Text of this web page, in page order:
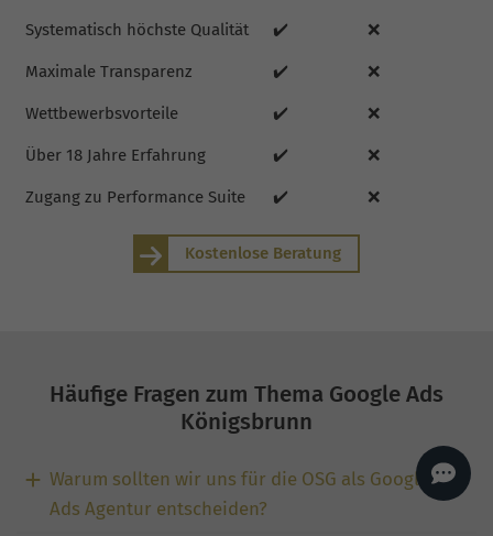
Systematisch höchste Qualität ✔️ ❌
Maximale Transparenz ✔️ ❌
Wettbewerbsvorteile ✔️ ❌
Über 18 Jahre Erfahrung ✔️ ❌
Zugang zu Performance Suite ✔️ ❌
Kostenlose Beratung
Häufige Fragen zum Thema Google Ads
Königsbrunn
Warum sollten wir uns für die OSG als Google
Ads Agentur entscheiden?
seoagentur.de. 👋
Monat, inkl. Content,